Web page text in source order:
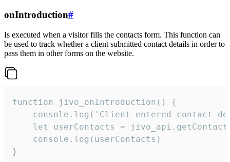
onIntroduction#
Is executed when a visitor fills the contacts form. This function can
be used to track whether a client submitted contact details in order to
pass them in other forms on the website.
function jivo_onIntroduction() {
console.log('Client entered contact
let userContacts =
    console.log(userContacts)
}